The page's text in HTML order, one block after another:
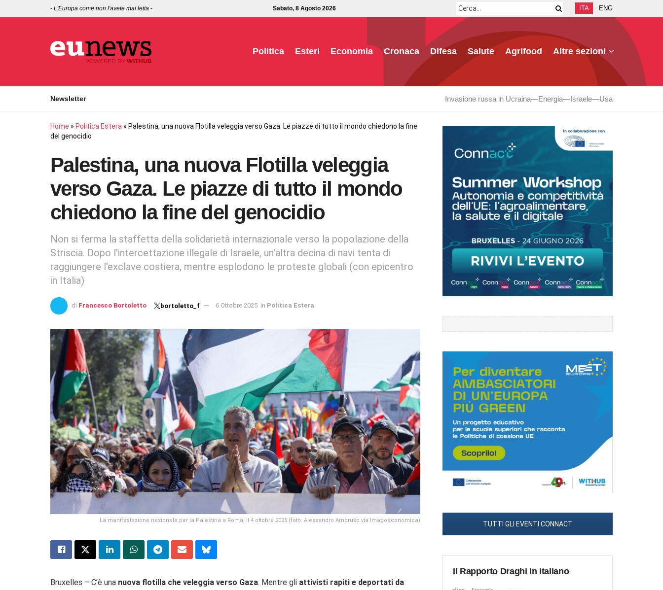
- L'Europa come non l'avete mai letta - Sabato, 8 Agosto 2026 ITA ENG
Politica Esteri Economia Cronaca Difesa Salute Agrifood Altre sezioni
Newsletter Invasione russa in Ucraina Energia Israele Usa
Home » Politica Estera » Palestina, una nuova Flotilla veleggia verso Gaza. Le piazze di tutto il mondo chiedono la fine
del genocidio
Palestina, una nuova Flotilla veleggia
verso Gaza. Le piazze di tutto il mondo
chiedono la fine del genocidio
Non si ferma la staffetta della solidarietà internazionale verso la popolazione della
Striscia. Dopo l'intercettazione illegale di Israele, un'altra decina di navi tenta di
raggiungere l'exclave costiera, mentre esplodono le proteste globali (con epicentro
in Italia)
di Francesco Bortoletto bortoletto_f 6 Ottobre 2025 in Politica Estera
La manifestazione nazionale per la Palestina a Roma, il 4 ottobre 2025 (foto: Alessandro Amoruso via Imagoeconomica)
Bruxelles – C’è una nuova flotilla che veleggia verso Gaza. Mentre gli attivisti rapiti e deportati da
TUTTI GLI EVENTI CONNACT
Il Rapporto Draghi in italiano